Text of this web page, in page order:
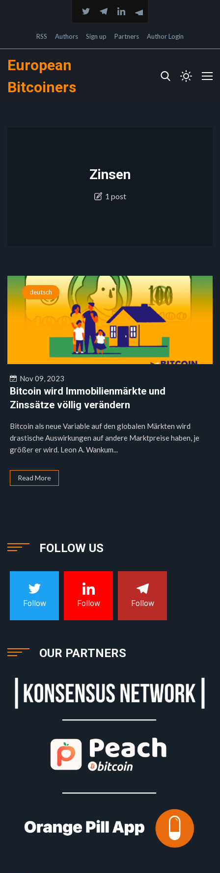
RSS Authors Sign up Partners Author Login
European
Bitcoiners
Zinsen
1 post
deutsch
Nov 09, 2023
Bitcoin wird Immobilienmärkte und
Zinssätze völlig verändern
Bitcoin als neue Variable auf den globalen Märkten wird
drastische Auswirkungen auf andere Marktpreise haben, je
größer er wird. Leon A. Wankum...
Read More
FOLLOW US
Follow Follow Follow
OUR PARTNERS